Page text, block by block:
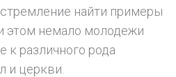
найти примеры
этом немало молодежи
различного рода
и церкви.